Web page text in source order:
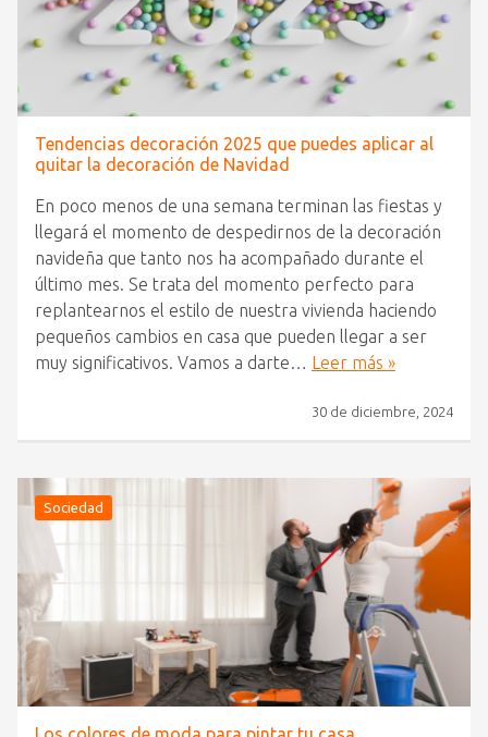
Tendencias decoración 2025 que puedes aplicar al
quitar la decoración de Navidad
En poco menos de una semana terminan las fiestas y
llegará el momento de despedirnos de la decoración
navideña que tanto nos ha acompañado durante el
último mes. Se trata del momento perfecto para
replantearnos el estilo de nuestra vivienda haciendo
pequeños cambios en casa que pueden llegar a ser
muy significativos. Vamos a darte… Leer más »
30 de diciembre, 2024
Sociedad